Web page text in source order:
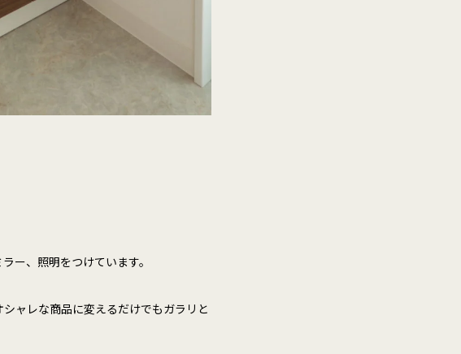
ー、照明をつけています。
ャレな商品に変えるだけでもガラリと